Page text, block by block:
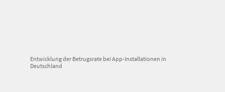
Entwicklung der Betrugsrate bei App-Installationen in
Deutschland